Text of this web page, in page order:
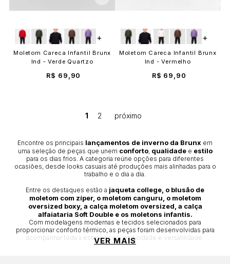
Moletom Careca Infantil Brunx
Ind - Verde Quartzo
R$ 69,90
+
Moletom Careca Infantil Brunx
Ind - Vermelho
R$ 69,90
+
1 2
Encontre os principais lançamentos de inverno da Brunx em
uma seleção de peças que unem conforto, qualidade e estilo
para os dias frios. A categoria reúne opções para diferentes
ocasiões, desde looks casuais até produções mais alinhadas para o
trabalho e o dia a dia.
Entre os destaques estão a jaqueta college, o blusão de
moletom com zíper, o moletom canguru, o moletom
oversized boxy, a calça moletom oversized, a calça
alfaiataria Soft Double e os moletons infantis.
Com modelagens modernas e tecidos selecionados para
proporcionar conforto térmico, as peças foram desenvolvidas para
acompanhar toda a estação com praticidade e versatilidade.
VER MAIS